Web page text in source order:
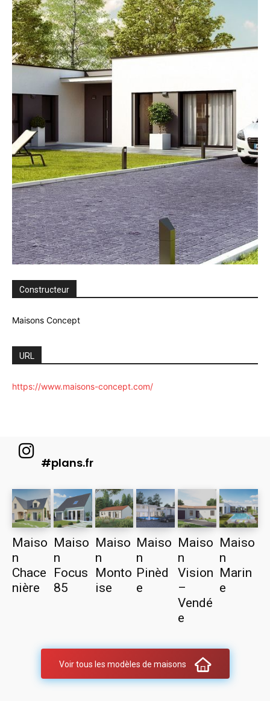
Constructeur
Maisons Concept
URL
https://www.maisons-concept.com/
#plans.fr
Maiso
n
Chace
nière
Maiso
n
Focus
85
Maiso
n
Monto
ise
Maiso
n
Pinèd
e
Maiso
n
Vision
–
Vendé
e
Maiso
n
Marin
e
Voir tous les modèles de maisons